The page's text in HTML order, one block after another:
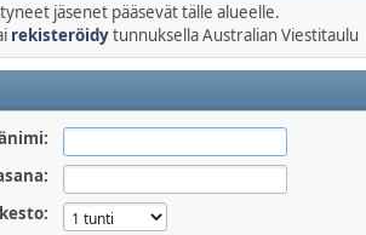
jäsenet pääsevät tälle alueelle.
rekisteröidytunnuksella Australian Viestitaulu